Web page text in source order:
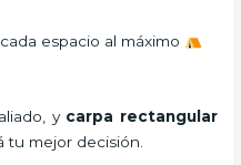
espacio al máximo
y carpa rectangular
tu mejor decisión.